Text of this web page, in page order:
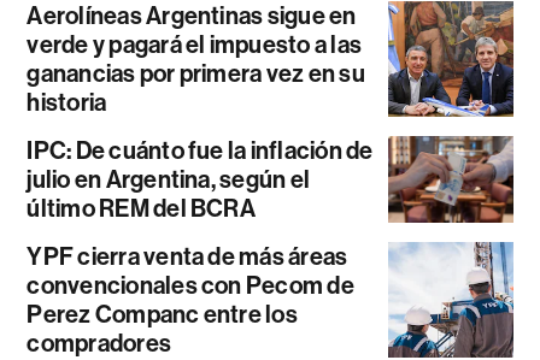
Aerolíneas Argentinas sigue en
verde y pagará el impuesto a las
ganancias por primera vez en su
historia
IPC: De cuánto fue la inflación de
julio en Argentina, según el
último REM del BCRA
YPF cierra venta de más áreas
convencionales con Pecom de
Perez Companc entre los
compradores